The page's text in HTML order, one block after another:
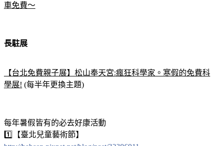
車免費～
長駐展
【台北免費親子展】松山奉天宮:瘋狂科學家。寒假的免費科
學展! (每半年更換主題)
每年暑假皆有的必去好康活動
1️⃣【臺北兒童藝術節】